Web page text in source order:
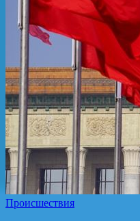
Происшествия